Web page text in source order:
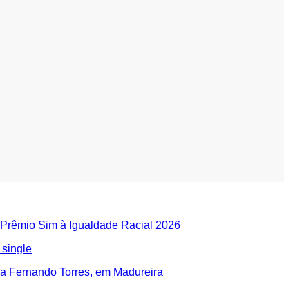
Sim à Igualdade Racial 2026
single
Fernando Torres, em Madureira